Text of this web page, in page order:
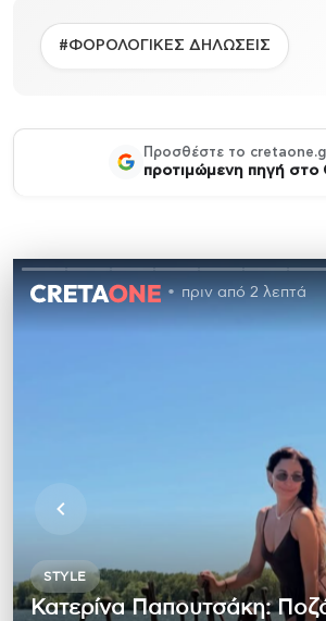
#ΦΟΡΟΛΟΓΙΚΕΣ ΔΗΛΩΣΕΙΣ
Προσθέστε το
προτιμώμενη πηγή στο
πριν από 2 λεπτά
STYLE
Κατερίνα Παπουτσάκη: